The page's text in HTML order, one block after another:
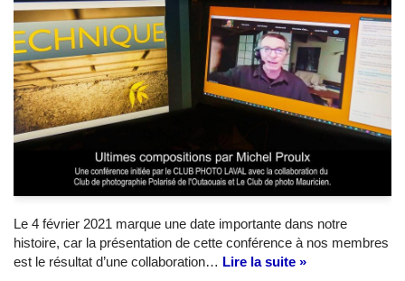
Le 4 février 2021 marque une date importante dans notre
histoire, car la présentation de cette conférence à nos membres
est le résultat d’une collaboration… Lire la suite »